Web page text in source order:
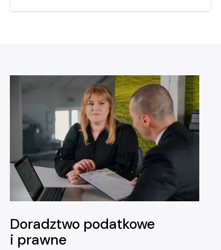
Doradztwo podatkowe
i prawne